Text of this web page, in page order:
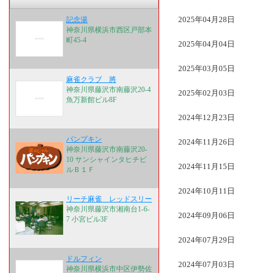
記念湯
神奈川県横浜市西区戸部本
町45-4
麻雀クラブ 將
神奈川県藤沢市南藤沢20-4
魚万新館ビル8F
パンプキン
神奈川県藤沢市南藤沢20-
10 サンシャインタヒチビ
ルＢ１Ｆ
リーチ麻雀 レッドスリー
神奈川県藤沢市湘南台1-6-
7 小宮ビル3F
ドルフィン
神奈川県横浜市中区伊勢佐
2025年04月28日
2025年04月04日
2025年03月05日
2025年02月03日
2024年12月23日
2024年11月26日
2024年11月15日
2024年10月11日
2024年09月06日
2024年07月29日
2024年07月03日